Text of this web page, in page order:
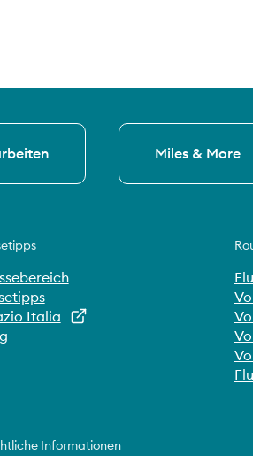
Miles & More
Italia
Informationen